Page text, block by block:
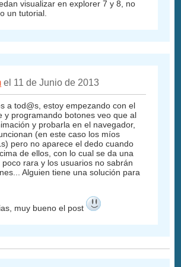
visualizar en explorer 7 y 8, no
un tutorial.
el 11 de Junio de 2013
a tod@s, estoy empezando con el
y programando botones veo que al
y probarla en el navegador,
(en este caso los míos
pero no aparece el dedo cuando
de ellos, con lo cual se da una
rara y los usuarios no sabrán
Alguien tiene una solución para
muy bueno el post